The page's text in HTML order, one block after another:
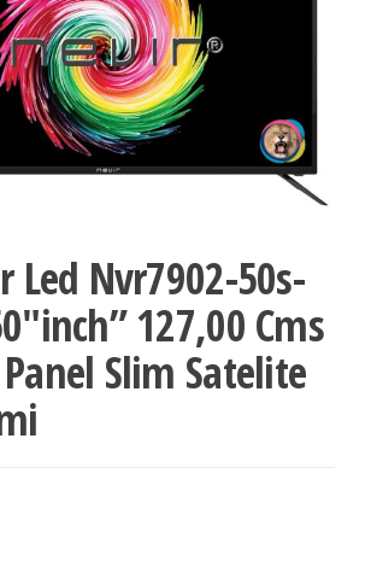
Led Nvr7902-50s-
127,00 Cms
Slim Satelite